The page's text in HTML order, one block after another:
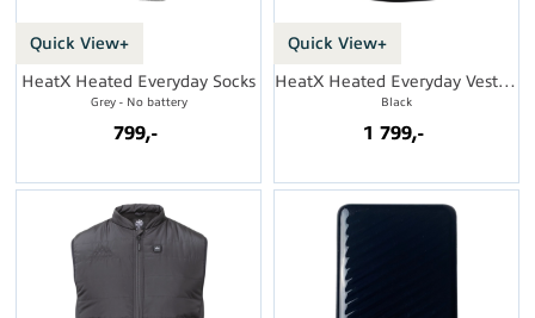
Quick View+
HeatX Heated Everyday Socks
Grey - No battery
799,-
Quick View+
HeatX Heated Everyday Vest Womens
Black
1 799,-